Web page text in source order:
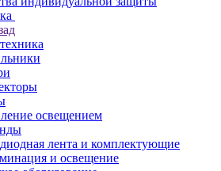
освещением
лента и комплектующие
и освещение